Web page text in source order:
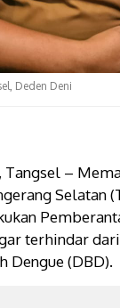
Deden Deni
Tangsel –
Selatan
terhindar
Dengue (DBD).